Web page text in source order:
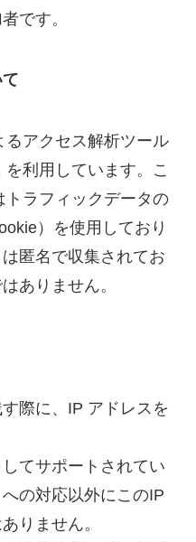
です。
アクセス解析ツール
を利用しています。こ
ラフィックデータの
）を使用しており
匿名で収集されてお
ありません。
際に、IP アドレスを
てサポートされてい
の対応以外にこのIP
りません。